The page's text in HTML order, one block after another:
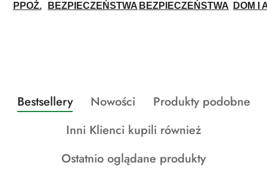
PPOŻ.
BEZPIECZEŃSTWA BEZPIECZEŃSTWA
DOM I
Pomiń karuzelę produktów
Produkty
o
Bestsellery
Produkty
statusie:
Nowości
Produkty
statusie:
Produkty podobne
Produkty
statusie:
Inni Klienci kupili również
Produkty
Ostatnio oglądane produkty